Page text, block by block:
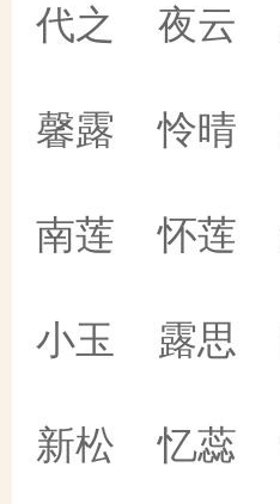
代之 夜云
馨露 怜晴
南莲 怀莲
小玉 露思
新松 忆蕊